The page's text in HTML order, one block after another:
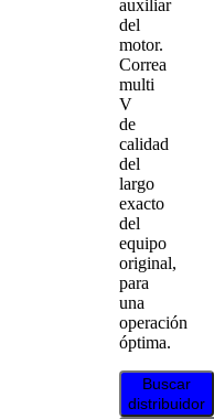
auxiliar
del
motor.
Correa
multi
V
de
calidad
del
largo
exacto
del
equipo
original,
para
una
operación
óptima.
Buscar
distribuidor